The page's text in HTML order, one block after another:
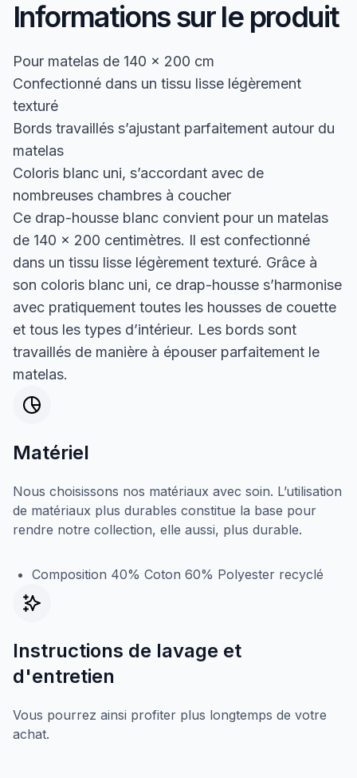
Informations sur le produit
Pour matelas de 140 x 200 cm
Confectionné dans un tissu lisse légèrement
texturé
Bords travaillés s’ajustant parfaitement autour du
matelas
Coloris blanc uni, s’accordant avec de
nombreuses chambres à coucher
Ce drap-housse blanc convient pour un matelas
de 140 x 200 centimètres. Il est confectionné
dans un tissu lisse légèrement texturé. Grâce à
son coloris blanc uni, ce drap-housse s’harmonise
avec pratiquement toutes les housses de couette
et tous les types d’intérieur. Les bords sont
travaillés de manière à épouser parfaitement le
matelas.
Matériel
Nous choisissons nos matériaux avec soin. L’utilisation
de matériaux plus durables constitue la base pour
rendre notre collection, elle aussi, plus durable.
Composition 40% Coton 60% Polyester recyclé
Instructions de lavage et
d'entretien
Vous pourrez ainsi profiter plus longtemps de votre
achat.